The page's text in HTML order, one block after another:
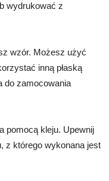
wydrukować z
wzór. Możesz użyć
inną płaską
do zamocowania
pomocą kleju. Upewnij
z którego wykonana jest